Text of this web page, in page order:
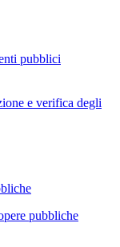
pubblici
e verifica degli
pubbliche